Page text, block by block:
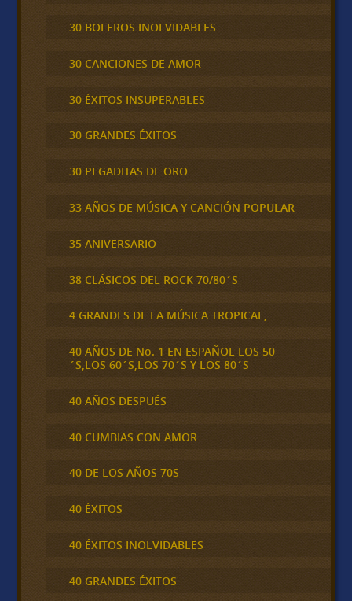
30 BOLEROS INOLVIDABLES
30 CANCIONES DE AMOR
30 ÉXITOS INSUPERABLES
30 GRANDES ÉXITOS
30 PEGADITAS DE ORO
33 AÑOS DE MÚSICA Y CANCIÓN POPULAR
35 ANIVERSARIO
38 CLÁSICOS DEL ROCK 70/80´S
4 GRANDES DE LA MÚSICA TROPICAL,
40 AÑOS DE No. 1 EN ESPAÑOL LOS 50
´S,LOS 60´S,LOS 70´S Y LOS 80´S
40 AÑOS DESPUÉS
40 CUMBIAS CON AMOR
40 DE LOS AÑOS 70S
40 ÉXITOS
40 ÉXITOS INOLVIDABLES
40 GRANDES ÉXITOS